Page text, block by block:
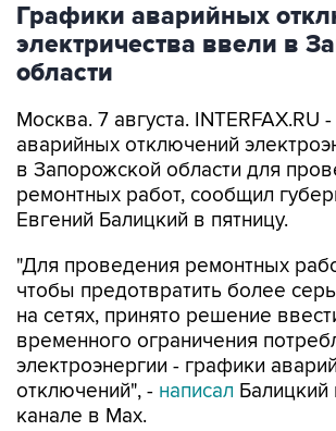
Графики аварийных
электричества ввели в
области
Москва. 7 августа. INTERFAX.RU
аварийных отключений
в Запорожской области для
ремонтных работ, сообщил
Евгений Балицкий в пятницу.
"Для проведения ремонтных
чтобы предотвратить более
на сетях, принято решение
временного ограничения
электроэнергии - графики
отключений", - написал
канале в Max.